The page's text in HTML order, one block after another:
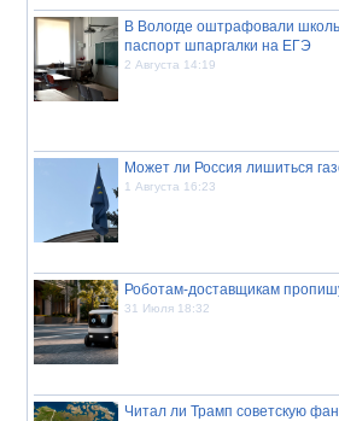
В Вологде оштрафовали
паспорт шпаргалки на ЕГЭ
2 Августа 14:19
Может ли Россия лишиться
1 Августа 16:23
Роботам-доставщикам
31 Июля 18:32
Читал ли Трамп советскую